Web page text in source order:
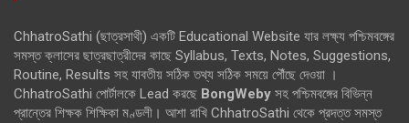
ChhatroSathi (ছাত্রসাথী) একটি Educational Website যার লক্ষ্য পশ্চিমবঙ্গের
সমস্ত ক্লাসের ছাত্রছাত্রীদের কাছে Syllabus, Texts, Notes, Suggestions,
Routine, Results সহ যাবতীয় সঠিক তথ্য সঠিক সময়ে পৌঁছে দেওয়া ।
ChhatroSathi পোর্টালকে Lead করছে BongWeby সহ পশ্চিমবঙ্গের বিভিন্ন
প্রান্তের শিক্ষক শিক্ষিকা মণ্ডলী। আশা রাখি ChhatroSathi থেকে প্রদত্ত সমস্ত